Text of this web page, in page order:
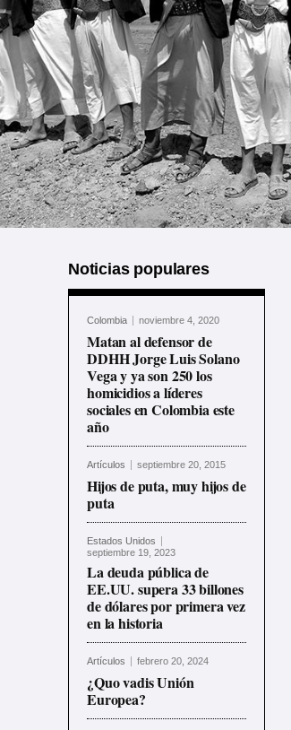
Noticias populares
Colombia noviembre 4, 2020
Matan al defensor de
DDHH Jorge Luis Solano
Vega y ya son 250 los
homicidios a líderes
sociales en Colombia este
año
Artículos septiembre 20, 2015
Hijos de puta, muy hijos de
puta
Estados Unidos
septiembre 19, 2023
La deuda pública de
EE.UU. supera 33 billones
de dólares por primera vez
en la historia
Artículos febrero 20, 2024
¿Quo vadis Unión
Europea?